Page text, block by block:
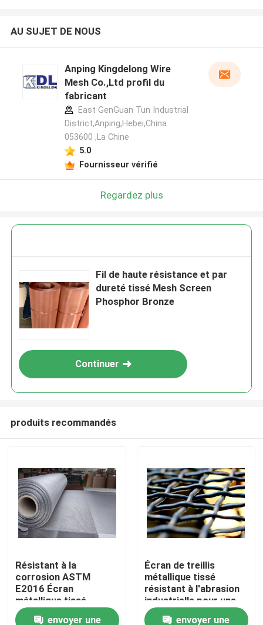
Produits
Le spectacle VR
AU SUJET DE NOUS
Anping Kingdelong Wire
Mesh Co.,Ltd profil du
fabricant
East GenGuan Tun Industrial
District,Anping,Hebei,China
053600 ,La Chine
5.0
Fournisseur vérifié
Regardez plus
Fil de haute résistance et par
dureté tissé Mesh Screen
Phosphor Bronze
Continuer
produits recommandés
Résistant à la
corrosion ASTM
E2016 Écran
métallique tissé
standard résistant aux
envoyer une
Écran de treillis
métallique tissé
résistant à l'abrasion
industrielle pour une
résistance à la
envoyer une